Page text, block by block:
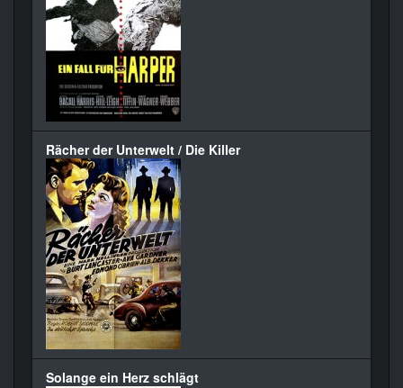
Rächer der Unterwelt / Die Killer
Solange ein Herz schlägt